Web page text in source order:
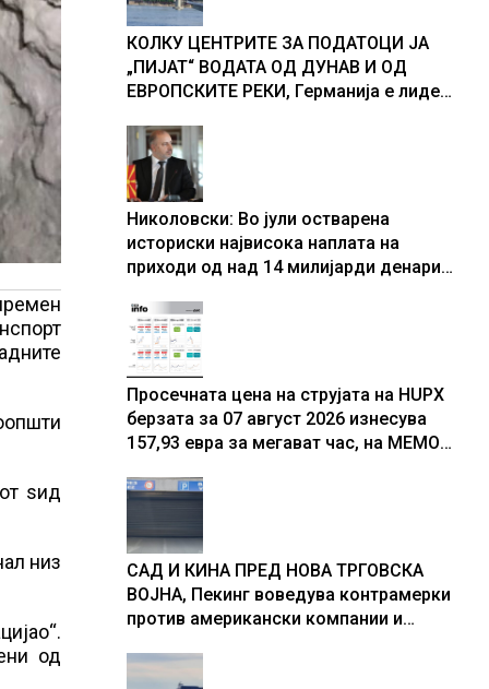
ѕид
низ
од
промени текот на историјата
КОЛКУ ЦЕНТРИТЕ ЗА ПОДАТОЦИ ЈА
„ПИЈАТ“ ВОДАТА ОД ДУНАВ И ОД
ЕВРОПСКИТЕ РЕКИ, Германија е лидер
центри за податоци
Николовски: Во јули остварена
историски највисока наплата на
приходи од над 14 милијарди денари
резултати
Просечната цена на струјата на HUPX
берзата за 07 август 2026 изнесува
157,93 евра за мегават час, на МЕМО
САД И КИНА ПРЕД НОВА ТРГОВСКА
ВОЈНА, Пекинг воведува контрамерки
против американски компании и